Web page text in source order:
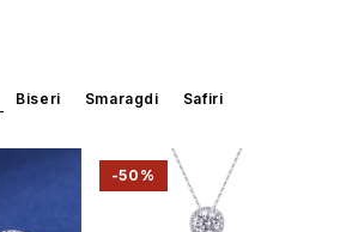
Biseri Smaragdi Safiri
-50%